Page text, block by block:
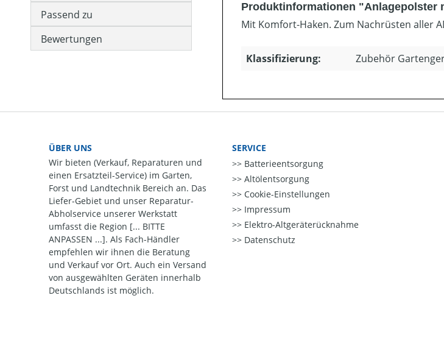
Passend zu
Bewertungen
Produktinformationen "Anlagepolster
Mit Komfort-Haken. Zum Nachrüsten aller
Klassifizierung: Zubehör
ÜBER UNS
Wir bieten (Verkauf, Reparaturen und
einen Ersatzteil-Service) im Garten,
Forst und Landtechnik Bereich an. Das
Liefer-Gebiet und unser Reparatur-
Abholservice unserer Werkstatt
umfasst die Region [... BITTE
ANPASSEN ...]. Als Fach-Händler
empfehlen wir ihnen die Beratung
und Verkauf vor Ort. Auch ein Versand
von ausgewählten Geräten innerhalb
Deutschlands ist möglich.
SERVICE
Batterieentsorgung
Altölentsorgung
Cookie-Einstellungen
Impressum
Elektro-Altgeräterücknahme
Datenschutz